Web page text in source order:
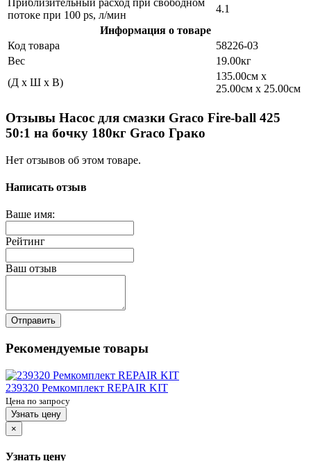
Приблизительный расход при свободном
потоке при 100 ps, л/мин
4.1
Информация о товаре
Код товара
58226-03
Вес
19.00кг
(Д x Ш x В)
135.00см x
25.00см x 25.00см
Отзывы Насос для смазки Graco Fire-ball 425
50:1 на бочку 180кг Graco Грако
Нет отзывов об этом товаре.
Написать отзыв
Ваше имя:
Рейтинг
Ваш отзыв
Отправить
Рекомендуемые товары
239320 Ремкомплект REPAIR KIT
Цена по запросу
Узнать цену
×
Узнать цену